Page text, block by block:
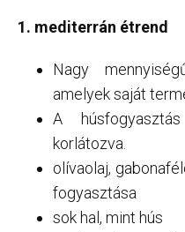
1. mediterrán étrend
Nagy
amelyek saját
A
korlátozva.
olívaolaj,
fogyasztása
sok hal, mint hús